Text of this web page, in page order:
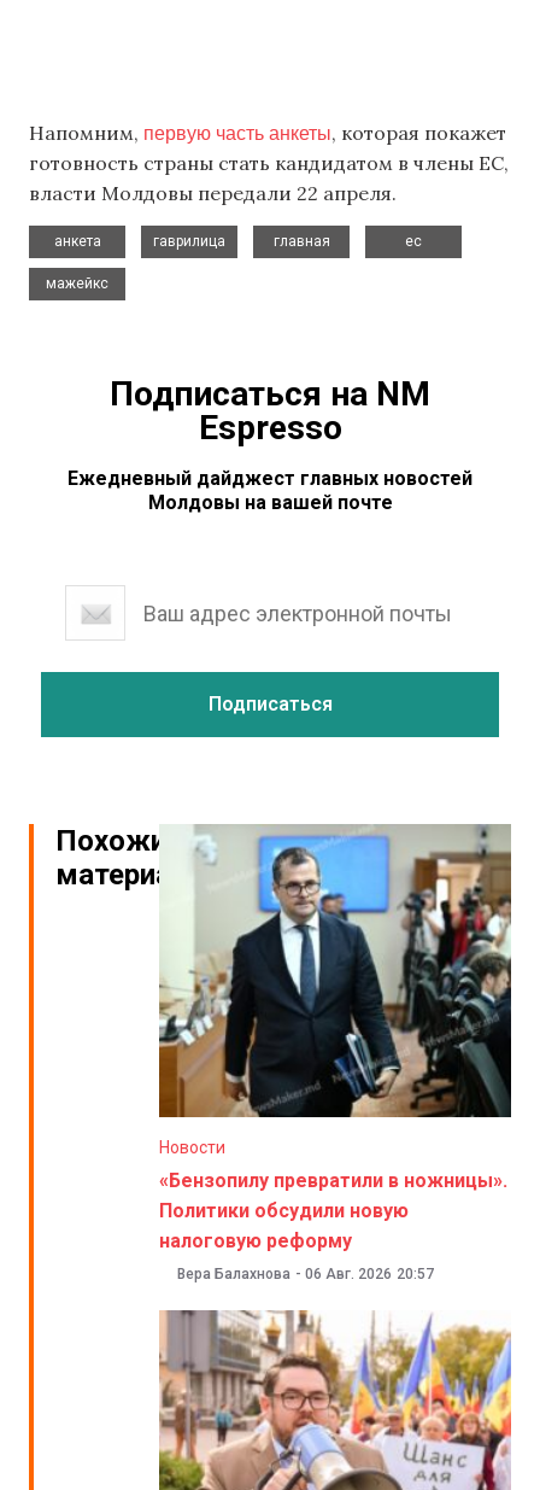
Напомним, первую часть анкеты, которая покажет
готовность страны стать кандидатом в члены ЕС,
власти Молдовы передали 22 апреля.
анкета
гаврилица
главная
ес
мажейкс
Подписаться на NM
Espresso
Ежедневный дайджест главных новостей
Молдовы на вашей почте
Похожие
материалы
Новости
«Бензопилу превратили в ножницы».
Политики обсудили новую
налоговую реформу
Вера Балахнова - 06 Авг. 2026 20:57